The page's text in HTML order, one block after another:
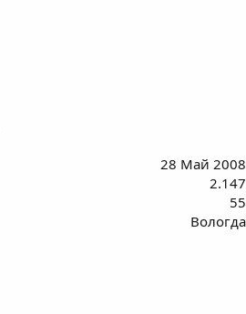
28 Май 2008
2.147
55
Вологда